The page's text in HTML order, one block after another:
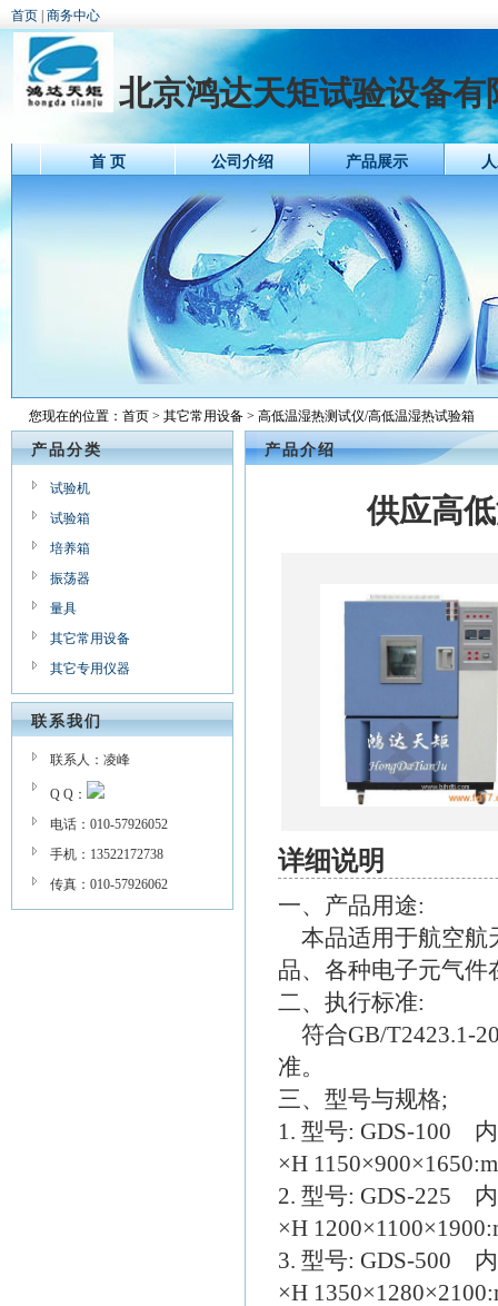
首页 商务中心
北京鸿达天矩试验设备有
首 页 公司介绍 产品展示
您现在的位置： 首页 > 其它常用设备 > 高低温湿热测试仪/高低温湿热试验箱
产品分类
试验机
试验箱
培养箱
振荡器
量具
其它常用设备
其它专用仪器
联系我们
联系人：凌峰
Q Q：
电话：010-57926052
手机：13522172738
传真：010-57926062
产品介绍
供应高
详细说明
一、产品用途:
本品适用于航空航
品、各种电子元气件
二、执行标准:
符合GB/T2423.1-
准。
三、型号与规格;
1. 型号: GDS-100
×H
2. 型号: GDS-225
×H
3. 型号: GDS-500
×H